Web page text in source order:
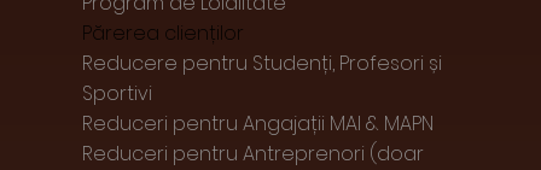
Părerea clienților
Reducere pentru Studenți, Profesori și
Sportivi
Reduceri pentru Angajații MAI & MAPN
Reduceri pentru Antreprenori (doar